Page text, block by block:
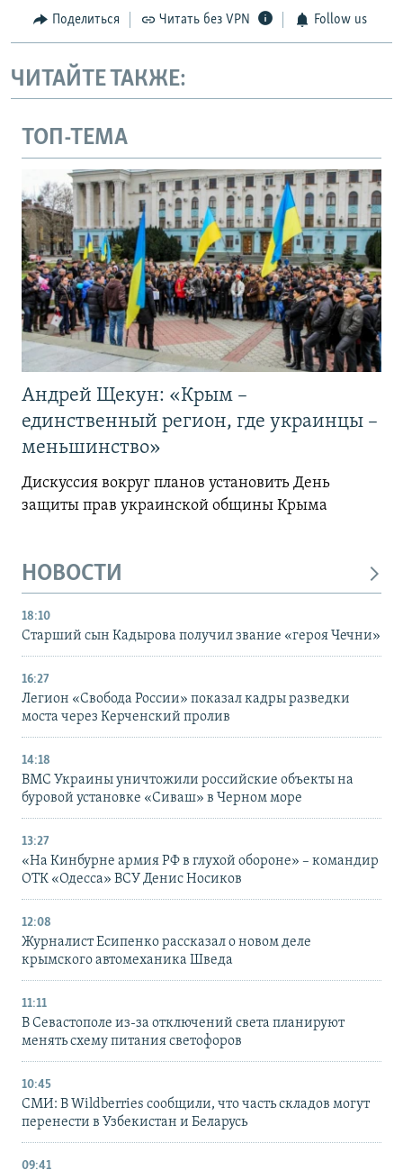
Поделиться Читать без VPN Follow us
ЧИТАЙТЕ ТАКЖЕ:
ТОП-ТЕМА
Андрей Щекун: «Крым –
единственный регион, где украинцы –
меньшинство»
Дискуссия вокруг планов установить День
защиты прав украинской общины Крыма
НОВОСТИ
18:10
Старший сын Кадырова получил звание «героя Чечни»
16:27
Легион «Свобода России» показал кадры разведки
моста через Керченский пролив
14:18
ВМС Украины уничтожили российские объекты на
буровой установке «Сиваш» в Черном море
13:27
«На Кинбурне армия РФ в глухой обороне» – командир
ОТК «Одесса» ВСУ Денис Носиков
12:08
Журналист Есипенко рассказал о новом деле
крымского автомеханика Шведа
11:11
В Севастополе из-за отключений света планируют
менять схему питания светофоров
10:45
СМИ: В Wildberries сообщили, что часть складов могут
перенести в Узбекистан и Беларусь
09:41